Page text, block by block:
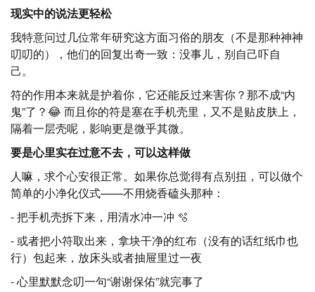
现实中的说法更轻松
我特意问过几位常年研究这方面习俗的朋友（不是那种神神
叨叨的），他们的回复出奇一致：没事儿，别自己吓自
己。
符的作用本来就是护着你，它还能反过来害你？那不成“内
鬼”了？😂 而且你的符是塞在手机壳里，又不是贴皮肤上，
隔着一层壳呢，影响更是微乎其微。
要是心里实在过意不去，可以这样做
人嘛，求个心安很正常。如果你总觉得有点别扭，可以做个
简单的小净化仪式——不用烧香磕头那种：
- 把手机壳拆下来，用清水冲一冲 🫧
- 或者把小符取出来，拿块干净的红布（没有的话红纸巾也
行）包起来，放床头或者抽屉里过一夜
- 心里默默念叨一句“谢谢保佑”就完事了